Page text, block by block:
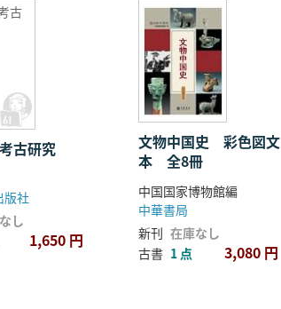
古
古研究
版社
し
1,650 円
文物中国史 彩色図文
本 全8冊
中国国家博物館編
中華書局
新刊 在庫なし
古書 1 点 3,080 円